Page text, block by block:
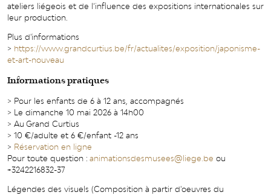
ateliers liégeois et de l’influence des expositions internationales sur
leur production.
Plus d'informations
> https://www.grandcurtius.be/fr/actualites/exposition/japonisme-
et-art-nouveau
Informations pratiques
> Pour les enfants de 6 à 12 ans, accompagnés
> Le dimanche 10 mai 2026 à 14h00
> Au Grand Curtius
> 10 €/adulte et 6 €/enfant -12 ans
> Réservation en ligne
Pour toute question : animationsdesmusees@liege.be ou
+3242216832-37
Légendes des visuels (Composition à partir d'oeuvres du